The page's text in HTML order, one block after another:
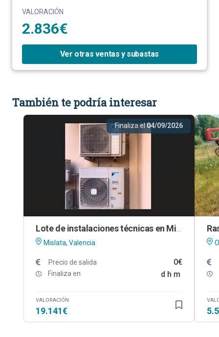
VALORACIÓN
2.836€
Ver otras ventas y subastas
También te podría interesar
Finaliza el04/09/2026
Mislata, Valencia
Precio de salida 0€
Finaliza en d h m
VALORACIÓN
19.141€